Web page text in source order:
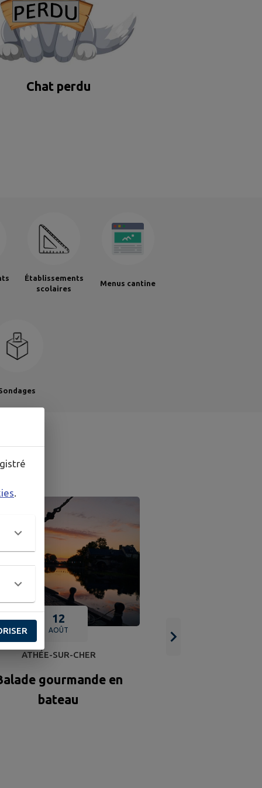
Chat perdu
Établissements
scolaires
Menus cantine
12
AOÛT
ATHÉE-SUR-CHER
gourmande en
bateau
.